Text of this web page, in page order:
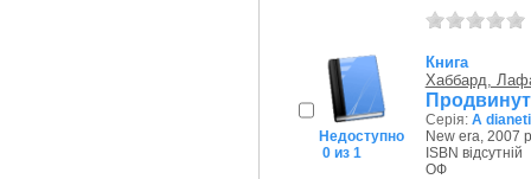
Недоступно
0 из 1
Книга
Хаббард,
Серія: A
New era, 2007
ISBN відсутній
ОФ